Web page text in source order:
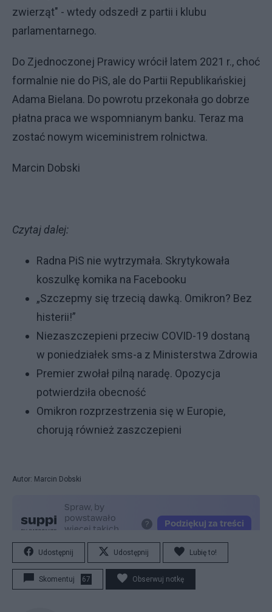
zwierząt" - wtedy odszedł z partii i klubu
parlamentarnego.
Do Zjednoczonej Prawicy wrócił latem 2021 r., choć
formalnie nie do PiS, ale do Partii Republikańskiej
Adama Bielana. Do powrotu przekonała go dobrze
płatna praca we wspomnianym banku. Teraz ma
zostać nowym wiceministrem rolnictwa.
Marcin Dobski
Czytaj dalej:
Radna PiS nie wytrzymała. Skrytykowała
koszulkę komika na Facebooku
„Szczepmy się trzecią dawką. Omikron? Bez
histerii!”
Niezaszczepieni przeciw COVID-19 dostaną
w poniedziałek sms-a z Ministerstwa Zdrowia
Premier zwołał pilną naradę. Opozycja
potwierdziła obecność
Omikron rozprzestrzenia się w Europie,
chorują również zaszczepieni
Autor: Marcin Dobski
Udostępnij Udostępnij Lubię to!
Skomentuj 67 Obserwuj notkę